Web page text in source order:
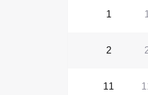
1
1
2
11